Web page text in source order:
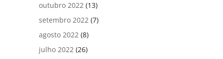
outubro 2022 (13)
setembro 2022 (7)
agosto 2022 (8)
julho 2022 (26)